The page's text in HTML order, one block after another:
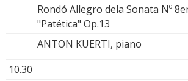
Rondó Allegro dela Sonata Nº
"Patética" Op.13
ANTON KUERTI, piano
10.30